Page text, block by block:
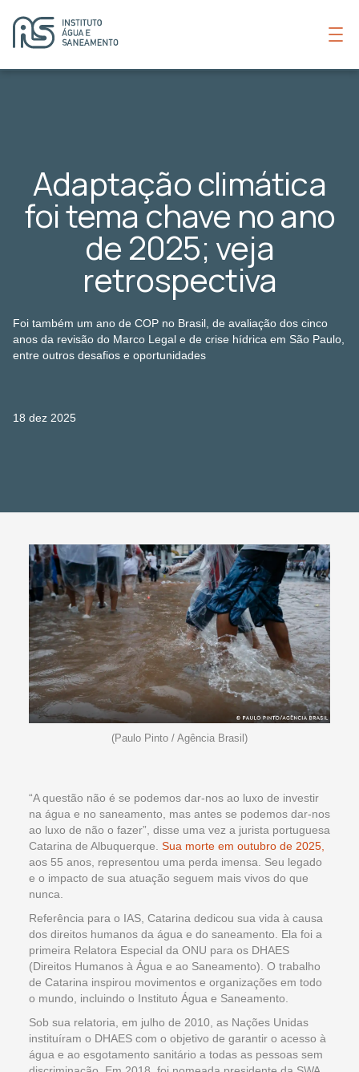
Adaptação climática
foi tema chave no ano
de 2025; veja
retrospectiva
Foi também um ano de COP no Brasil, de avaliação dos cinco
anos da revisão do Marco Legal e de crise hídrica em São Paulo,
entre outros desafios e oportunidades
18 dez 2025
(Paulo Pinto / Agência Brasil)
“A questão não é se podemos dar-nos ao luxo de investir
na água e no saneamento, mas antes se podemos dar-nos
ao luxo de não o fazer”, disse uma vez a jurista portuguesa
Catarina de Albuquerque. Sua morte em outubro de 2025,
aos 55 anos, representou uma perda imensa. Seu legado
e o impacto de sua atuação seguem mais vivos do que
nunca.
Referência para o IAS, Catarina dedicou sua vida à causa
dos direitos humanos da água e do saneamento. Ela foi a
primeira Relatora Especial da ONU para os DHAES
(Direitos Humanos à Água e ao Saneamento). O trabalho
de Catarina inspirou movimentos e organizações em todo
o mundo, incluindo o Instituto Água e Saneamento.
Sob sua relatoria, em julho de 2010, as Nações Unidas
instituíram o DHAES com o objetivo de garantir o acesso à
água e ao esgotamento sanitário a todas as pessoas sem